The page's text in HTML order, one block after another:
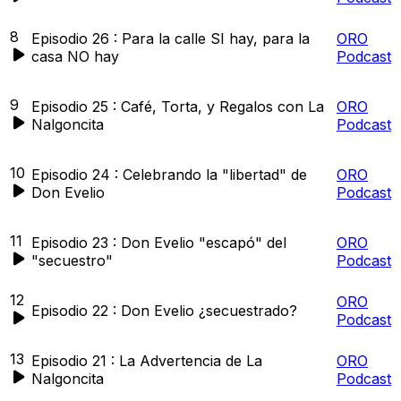
8
Episodio 26 : Para la calle SI hay, para la
casa NO hay
ORO
Podcast
9
Episodio 25 : Café, Torta, y Regalos con La
Nalgoncita
ORO
Podcast
10 Episodio 24 : Celebrando la "libertad" de
Don Evelio
ORO
Podcast
11 Episodio 23 : Don Evelio "escapó" del
"secuestro"
ORO
Podcast
12
Episodio 22 : Don Evelio ¿secuestrado?
ORO
Podcast
13 Episodio 21 : La Advertencia de La
Nalgoncita
ORO
Podcast